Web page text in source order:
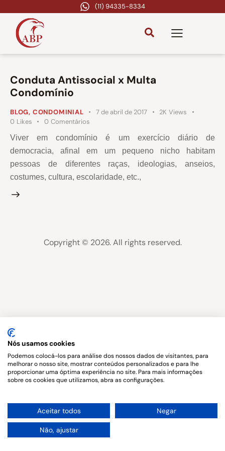
(11) 94335-8334
Conduta Antissocial x Multa
Condomínio
BLOG, CONDOMINIAL 7 de abril de 2017 2K Views
0 Likes 0 Comentários
Viver em condomínio é um exercício diário de
democracia, afinal em um pequeno nicho habitam
pessoas de diferentes raças, ideologias, anseios,
costumes, cultura, escolaridade, etc.,
Copyright © 2026. All rights reserved.
Nós usamos cookies
Podemos colocá-los para análise dos nossos dados de visitantes, para
melhorar o nosso site, mostrar conteúdos personalizados e para lhe
proporcionar uma óptima experiência no site. Para mais informações
sobre os cookies que utilizamos, abra as configurações.
Aceitar todos Negar
Não, ajustar